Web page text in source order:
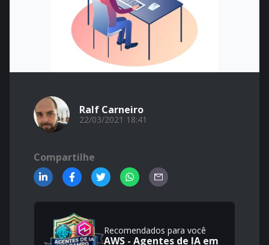
Ralf Carneiro
22/03/2021 18:41
Compartilhe
Recomendados para você
AWS - Agentes de IA em